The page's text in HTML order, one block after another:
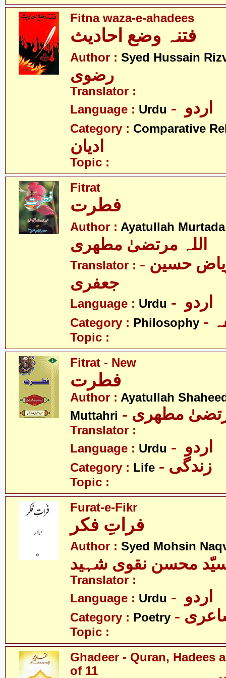
Fitna waza-e-ahadees
فتنہ وضع احادیث
Author : Syed Hussain
رضوی
Translator :
Language : Urdu
Category : Comparative
ادیان
Topic :
Fitrat
Author : Ayatullah
اللہ مرتضیٰ مطھری
Translator : - مولانا ریاض حسین
جعفری
Language : Urdu
Category : Philosophy
Topic :
Fitrat - New
فطرت
Author : Ayatullah
Muttahri
مطھری
Translator :
Language : Urdu
Category : Life - زندگی
Topic :
Furat-e-Fikr
فراتِ فکر
Author : Syed Mohsin
محسن نقوی شہید
Translator :
Language : Urdu
Category : Poetry
Topic :
Ghadeer - Quran, Hadees
of 11